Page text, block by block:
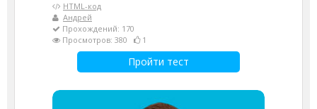
HTML-код
Андрей
Прохождений: 170
Просмотров: 380
1
Пройти тест